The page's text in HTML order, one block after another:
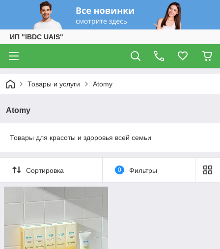
ИП "IBDC UAIS"
Товары и услуги Atomy
Atomy
Товары для красоты и здоровья всей семьи
Сортировка 0 Фильтры